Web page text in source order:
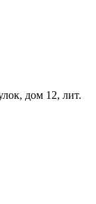
дом 12, лит.